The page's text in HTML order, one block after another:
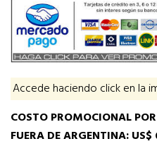
Accede haciendo click en la
COSTOPROMOCIONAL
FUERA DE ARGENTINA:US$